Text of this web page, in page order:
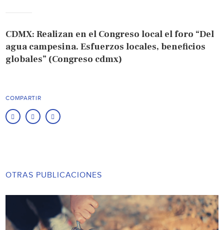
CDMX: Realizan en el Congreso local el foro “Del
agua campesina. Esfuerzos locales, beneficios
globales” (Congreso cdmx)
COMPARTIR
OTRAS PUBLICACIONES